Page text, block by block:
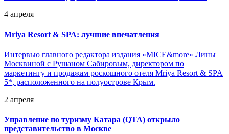
4 апреля
Mriya Resort & SPA: лучшие впечатления
Интервью главного редактора издания «MICE&more» Лины
Москвиной с Рушаном Сабировым, директором по
маркетингу и продажам роскошного отеля Mriya Resort & SPA
5*, расположенного на полуострове Крым.
2 апреля
Управление по туризму Катара (QTA) открыло
представительство в Москве